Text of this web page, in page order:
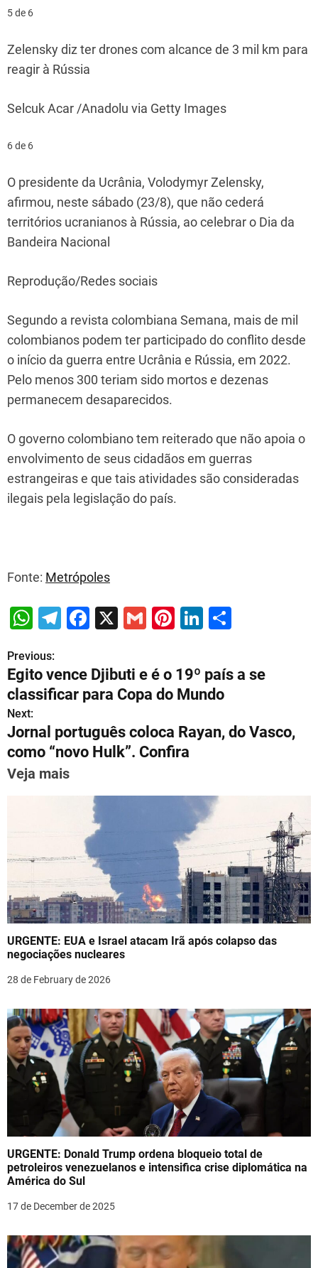
5 de 6
Zelensky diz ter drones com alcance de 3 mil km para
reagir à Rússia
Selcuk Acar /Anadolu via Getty Images
6 de 6
O presidente da Ucrânia, Volodymyr Zelensky,
afirmou, neste sábado (23/8), que não cederá
territórios ucranianos à Rússia, ao celebrar o Dia da
Bandeira Nacional
Reprodução/Redes sociais
Segundo a revista colombiana Semana, mais de mil
colombianos podem ter participado do conflito desde
o início da guerra entre Ucrânia e Rússia, em 2022.
Pelo menos 300 teriam sido mortos e dezenas
permanecem desaparecidos.
O governo colombiano tem reiterado que não apoia o
envolvimento de seus cidadãos em guerras
estrangeiras e que tais atividades são consideradas
ilegais pela legislação do país.
Fonte: Metrópoles
W
at
s
A
p
p
T
gr
a
m
F
c
e
b
o
o
X
G
ai
l
Pi
er
e
st
Li
e
dI
n
e
P
o
s
t
n
i
a
t
i
o
n
Previous:
Egito vence Djibuti e é o 19º país a se
classificar para Copa do Mundo
Next:
Jornal português coloca Rayan, do Vasco,
como “novo Hulk”. Confira
Veja mais
URGENTE: EUA e Israel atacam Irã após colapso das
negociações nucleares
28 de February de 2026
URGENTE: Donald Trump ordena bloqueio total de
petroleiros venezuelanos e intensifica crise diplomática na
América do Sul
17 de December de 2025